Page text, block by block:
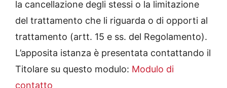
la cancellazione degli stessi o la limitazione
del trattamento che li riguarda o di opporti al
trattamento (artt. 15 e ss. del Regolamento).
L’apposita istanza è presentata contattando il
Titolare su questo modulo: Modulo di
contatto